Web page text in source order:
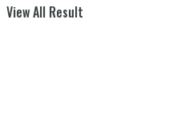
View All Result